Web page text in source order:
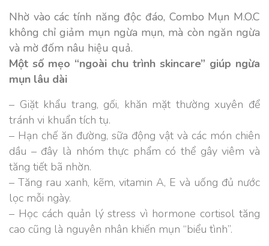
Nhờ vào các tính năng độc đáo, Combo Mụn M.O.C
không chỉ giảm mụn ngừa mụn, mà còn ngăn ngừa
và mờ đốm nâu hiệu quả.
Một số mẹo “ngoài chu trình skincare” giúp ngừa
mụn lâu dài
– Giặt khẩu trang, gối, khăn mặt thường xuyên để
tránh vi khuẩn tích tụ.
– Hạn chế ăn đường, sữa động vật và các món chiên
dầu – đây là nhóm thực phẩm có thể gây viêm và
tăng tiết bã nhờn.
– Tăng rau xanh, kẽm, vitamin A, E và uống đủ nước
lọc mỗi ngày.
– Học cách quản lý stress vì hormone cortisol tăng
cao cũng là nguyên nhân khiến mụn “biểu tình”.